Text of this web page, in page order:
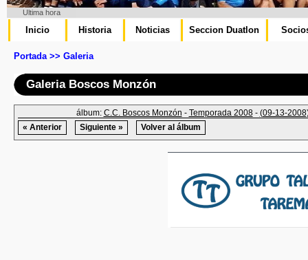
Ultima hora
Inicio Historia Noticias Seccion Duatlon
Portada >> Galeria
Galeria Boscos Monzón
álbum: C.C. Boscos Monzón - Temporada 2008- (09-13-
« Anterior
Siguiente » Volver al álbum